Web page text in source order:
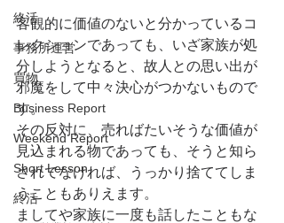
終活
事務所運営
買物
Business Report
Weekend Report
Short Lesson
終活
客観的に価値のないと分かっているコ
レクションであっても、いざ家族が処
分しようとなると、故人との思い出が
邪魔をして中々決心がつかないもので
す。
その反対に、売ればたいそうな価値が
見込まれる物であっても、そうと知ら
されてなければ、うっかり捨ててしま
うこともありえます。
ましてや家族に一度も話したこともな